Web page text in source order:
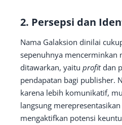
2. Persepsi dan
Nama Galaksion dinilai
sepenuhnya mencerminkan
ditawarkan, yaitu profitdan
pendapatan bagi publisher.
karena lebih komunikatif,
langsung
mengaktifkan potensi